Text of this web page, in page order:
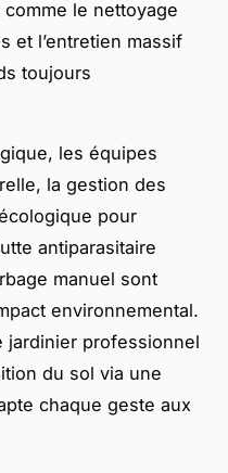
le nettoyage
et l’entretien massif
toujours
les équipes
la gestion des
pour
antiparasitaire
manuel sont
environnemental.
jardinier professionnel
du sol via une
chaque geste aux